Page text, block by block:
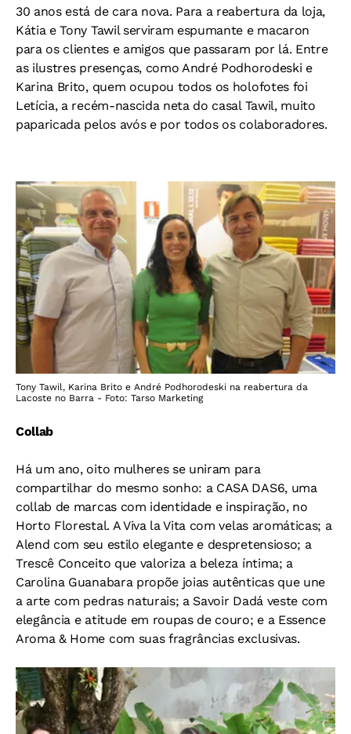
30 anos está de cara nova. Para a reabertura da loja,
Kátia e Tony Tawil serviram espumante e macaron
para os clientes e amigos que passaram por lá. Entre
as ilustres presenças, como André Podhorodeski e
Karina Brito, quem ocupou todos os holofotes foi
Letícia, a recém-nascida neta do casal Tawil, muito
paparicada pelos avós e por todos os colaboradores.
Tony Tawil, Karina Brito e André Podhorodeski na reabertura da
Lacoste no Barra - Foto: Tarso Marketing
Collab
Há um ano, oito mulheres se uniram para
compartilhar do mesmo sonho: a CASA DAS6, uma
collab de marcas com identidade e inspiração, no
Horto Florestal. A Viva la Vita com velas aromáticas; a
Alend com seu estilo elegante e despretensioso; a
Trescê Conceito que valoriza a beleza íntima; a
Carolina Guanabara propõe joias autênticas que une
a arte com pedras naturais; a Savoir Dadá veste com
elegância e atitude em roupas de couro; e a Essence
Aroma & Home com suas fragrâncias exclusivas.